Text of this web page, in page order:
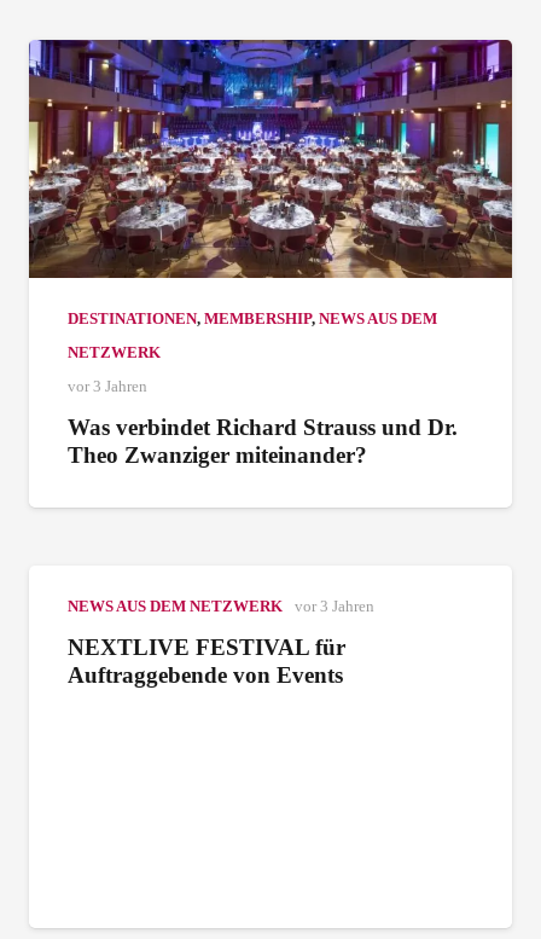
DESTINATIONEN, MEMBERSHIP, NEWS AUS DEM
NETZWERK
vor 3 Jahren
Was verbindet Richard Strauss und Dr.
Theo Zwanziger miteinander?
NEWS AUS DEM NETZWERK vor 3 Jahren
NEXTLIVE FESTIVAL für
Auftraggebende von Events